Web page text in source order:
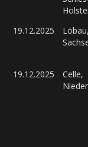
19.12.2025
Löbau,
19.12.2025
Celle,